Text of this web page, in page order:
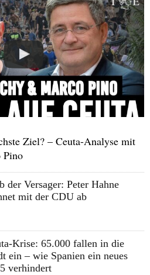
Ziel? – Ceuta-Analyse mit
Pino
der Versager: Peter Hahne
mit der CDU ab
Krise: 65.000 fallen in die
ein – wie Spanien ein neues
verhindert